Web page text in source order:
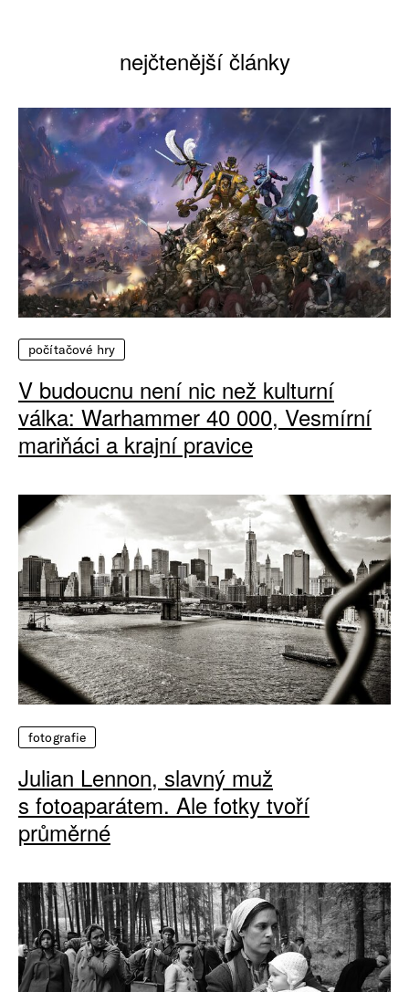
nejčtenější články
počítačové hry
V budoucnu není nic než kulturní
válka: Warhammer 40 000, Vesmírní
mariňáci a krajní pravice
fotografie
Julian Lennon, slavný muž
s fotoaparátem. Ale fotky tvoří
průměrné